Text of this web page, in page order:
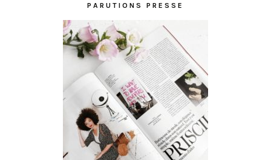
PARUTIONS PRESSE